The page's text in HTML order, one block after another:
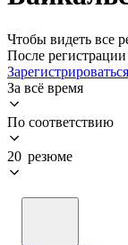
Чтобы видеть все
После
Зарегистрироваться
За всё время
По соответствию
20 резюме